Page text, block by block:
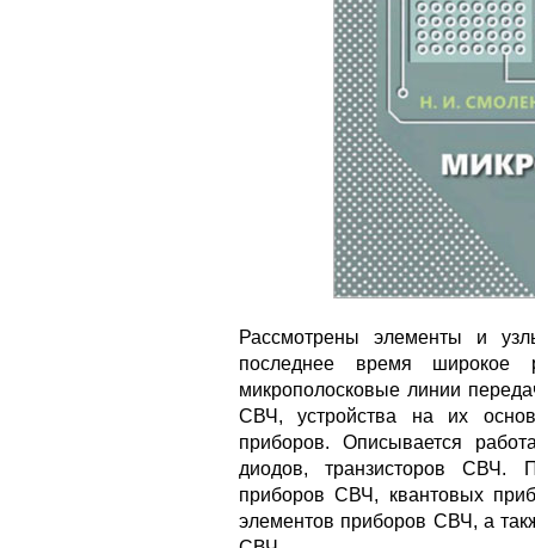
Рассмотрены элементы и
последнее время широкое
микрополосковые линии
СВЧ, устройства на их
приборов. Описывается
диодов, транзисторов СВЧ.
приборов СВЧ, квантовых
элементов приборов СВЧ, а